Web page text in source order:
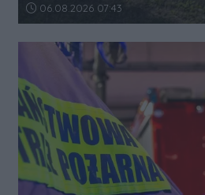
Data dodania artykułu:
06.08.2026 07:43